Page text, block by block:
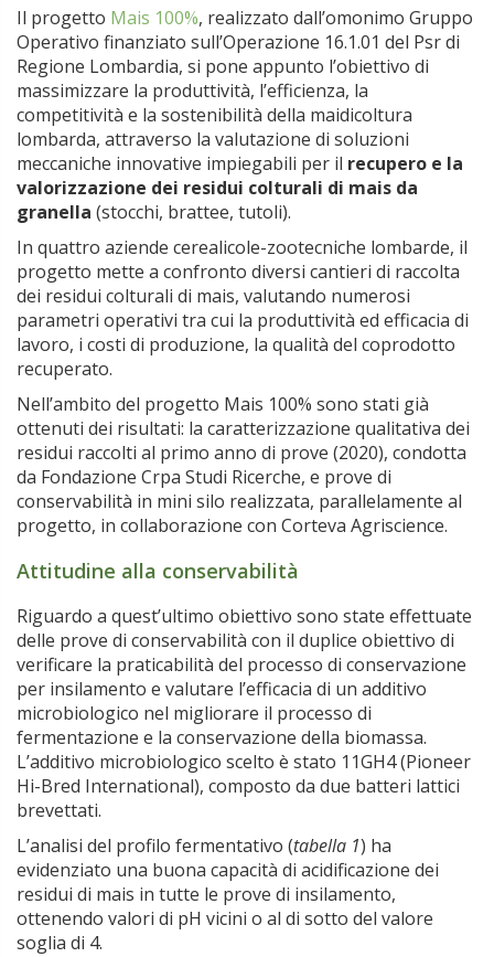
Il progetto Mais 100%, realizzato dall’omonimo Gruppo
Operativo finanziato sull’Operazione 16.1.01 del Psr di
Regione Lombardia, si pone appunto l’obiettivo di
massimizzare la produttività, l’efficienza, la
competitività e la sostenibilità della maidicoltura
lombarda, attraverso la valutazione di soluzioni
meccaniche innovative impiegabili per il recupero e la
valorizzazione dei residui colturali di mais da
granella (stocchi, brattee, tutoli).
In quattro aziende cerealicole-zootecniche lombarde, il
progetto mette a confronto diversi cantieri di raccolta
dei residui colturali di mais, valutando numerosi
parametri operativi tra cui la produttività ed efficacia di
lavoro, i costi di produzione, la qualità del coprodotto
recuperato.
Nell’ambito del progetto Mais 100% sono stati già
ottenuti dei risultati: la caratterizzazione qualitativa dei
residui raccolti al primo anno di prove (2020), condotta
da Fondazione Crpa Studi Ricerche, e prove di
conservabilità in mini silo realizzata, parallelamente al
progetto, in collaborazione con Corteva Agriscience.
Attitudine alla conservabilità
Riguardo a quest’ultimo obiettivo sono state effettuate
delle prove di conservabilità con il duplice obiettivo di
verificare la praticabilità del processo di conservazione
per insilamento e valutare l’efficacia di un additivo
microbiologico nel migliorare il processo di
fermentazione e la conservazione della biomassa.
L’additivo microbiologico scelto è stato 11GH4 (Pioneer
Hi-Bred International), composto da due batteri lattici
brevettati.
L’analisi del profilo fermentativo (tabella 1) ha
evidenziato una buona capacità di acidificazione dei
residui di mais in tutte le prove di insilamento,
ottenendo valori di pH vicini o al di sotto del valore
soglia di 4.